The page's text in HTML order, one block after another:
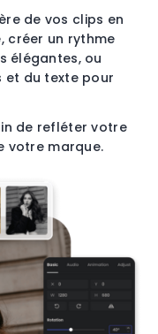
de vos clips en
créer un rythme
élégantes, ou
et du texte pour
de refléter votre
votre marque.